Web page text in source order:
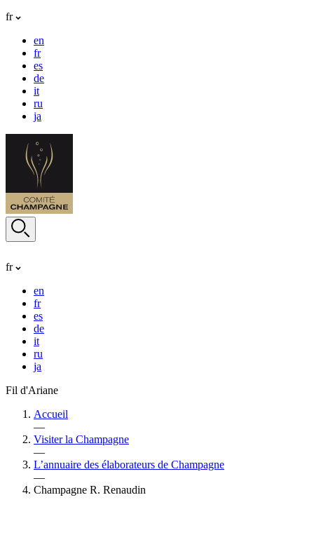
fr
en
fr
es
de
it
ru
ja
fr
en
fr
es
de
it
ru
ja
Fil d'Ariane
Accueil
—
Visiter la Champagne
—
L’annuaire des élaborateurs de Champagne
—
Champagne R. Renaudin